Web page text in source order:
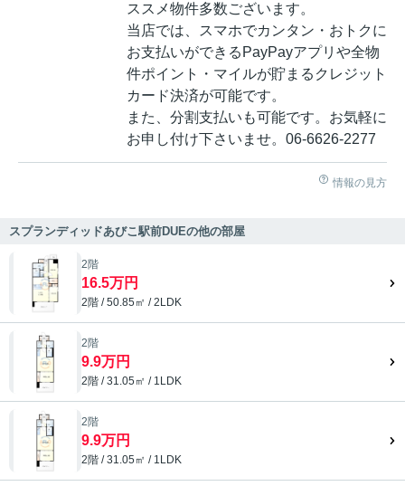
ススメ物件多数ございます。
当店では、スマホでカンタン・おトクに
お支払いができるPayPayアプリや全物
件ポイント・マイルが貯まるクレジット
カード決済が可能です。
また、分割支払いも可能です。お気軽に
お申し付け下さいませ。06-6626-2277
情報の見方
スプランディッドあびこ駅前DUEの他の部屋
2階
16.5万円
2階 / 50.85㎡ / 2LDK
2階
9.9万円
2階 / 31.05㎡ / 1LDK
2階
9.9万円
2階 / 31.05㎡ / 1LDK